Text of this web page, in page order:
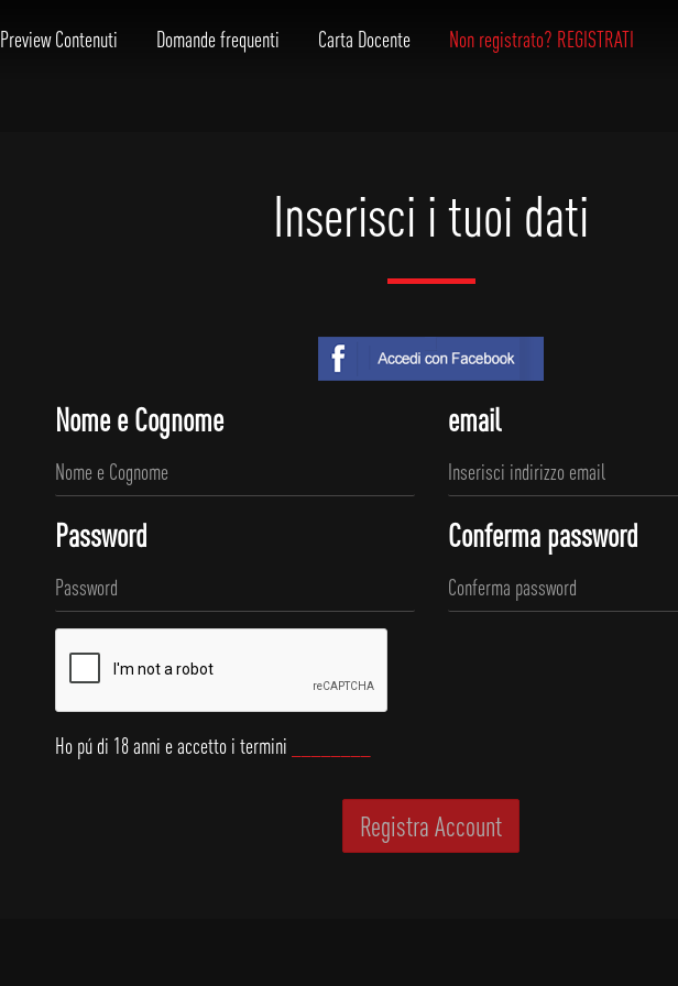
Preview Contenuti Domande frequenti Carta Docente Non registrato? REGISTRATI
Inserisci i tuoi dati
Nome e Cognome email
Password Conferma password
Ho pú di 18 anni e accetto i termini
Registra Account